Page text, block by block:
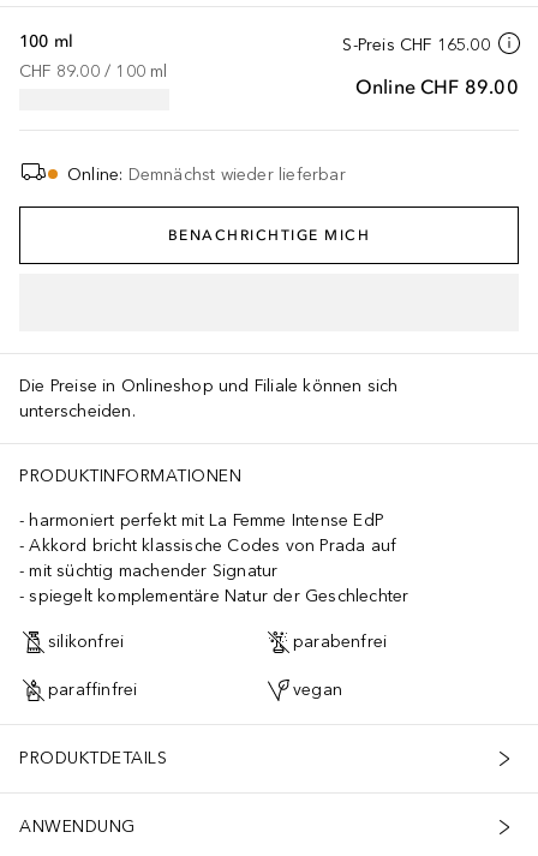
S-Preis CHF 165.00
Online CHF 89.00
100 ml
CHF 89.00 / 100 ml
Online: Demnächst wieder lieferbar
BENACHRICHTIGE MICH
Die Preise in Onlineshop und Filiale können sich
unterscheiden.
PRODUKTINFORMATIONEN
harmoniert perfekt mit La Femme Intense EdP
Akkord bricht klassische Codes von Prada auf
mit süchtig machender Signatur
spiegelt komplementäre Natur der Geschlechter
silikonfrei parabenfrei
paraffinfrei vegan
PRODUKTDETAILS
ANWENDUNG